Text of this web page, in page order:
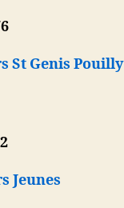
St Genis Pouilly
Jeunes